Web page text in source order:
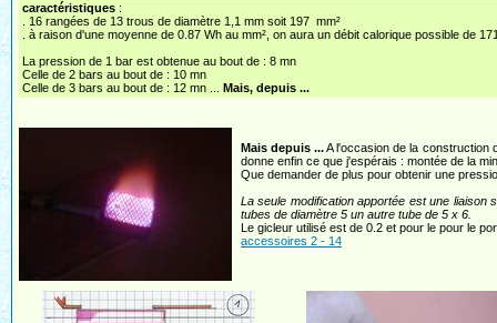
caractéristiques :
. 16 rangées de 13 trous de diamètre 1,1 mm soit 197 mm²
. à raison d'une moyenne de 0.87 Wh au mm², on aura un débit calorique possible de
La pression de 1 bar est obtenue au bout de : 8 mn
Celle de 2 bars au bout de : 10 mn
Celle de 3 bars au bout de : 12 mn ... Mais, depuis ...
Mais depuis ...A l'occasion de la construction
donne enfin ce que j'espérais : montée de la
Que demander de plus pour obtenir une
La seule modification apportée est une liaison
tubes de diamètre 5 un autre tube de 5 x 6.
Le gicleur utilisé est de 0.2 et pour le pour le
accessoires 2 - 14